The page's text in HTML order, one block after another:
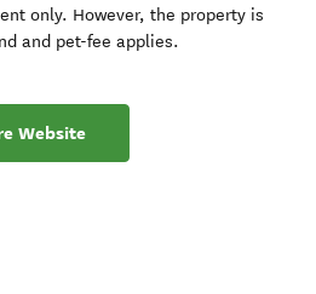
only. However, the property is
and pet-fee applies.
Website